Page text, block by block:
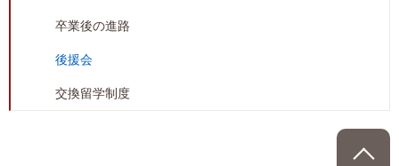
卒業後の進路
後援会
交換留学制度